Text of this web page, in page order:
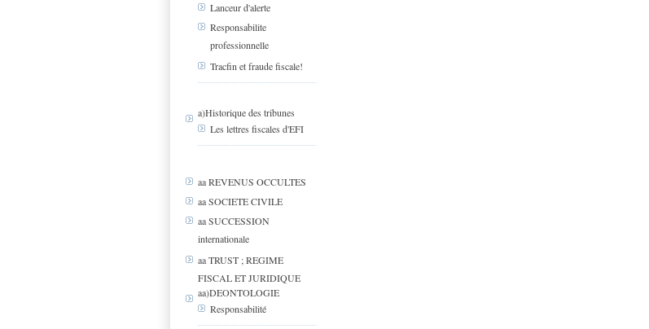
Lanceur d'alerte
Responsabilite
professionnelle
Tracfin et fraude fiscale!
a)Historique des tribunes
Les lettres fiscales d'EFI
aa REVENUS OCCULTES
aa SOCIETE CIVILE
aa SUCCESSION
internationale
aa TRUST ; REGIME
FISCAL ET JURIDIQUE
aa)DEONTOLOGIE
Responsabilité